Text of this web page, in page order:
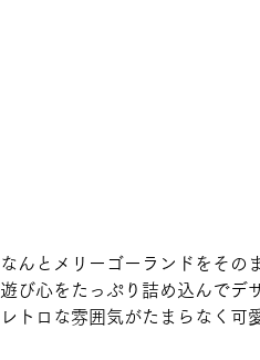
なんとメリーゴーランドをその
遊び心をたっぷり詰め込んでデ
レトロな雰囲気がたまらなく可